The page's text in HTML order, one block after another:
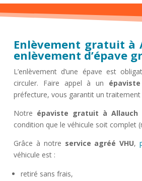
Enlèvement gratuit à
enlèvement d’épave
L’enlèvement d’une épave est
circuler. Faire appel à un
préfecture, vous garantit un
Notre épaviste gratuit à Allauch
condition que le véhicule soit complet
Grâce à notre service agréé VHU,
véhicule est :
retiré sans frais,